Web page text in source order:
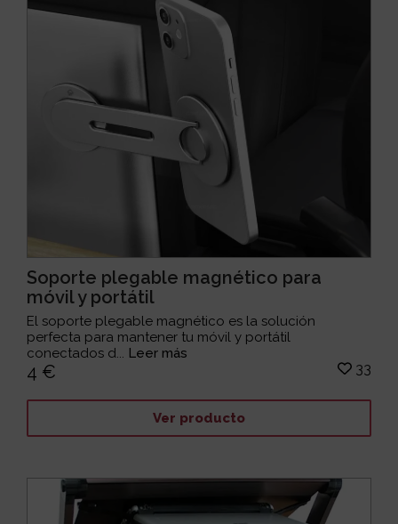
Soporte plegable magnético para
móvil y portátil
El soporte plegable magnético es la solución
perfecta para mantener tu móvil y portátil
conectados d... Leer más
4 € 33
Ver producto